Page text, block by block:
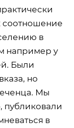
соотношение
в
например у
Были
но
Мы
публиковали
в